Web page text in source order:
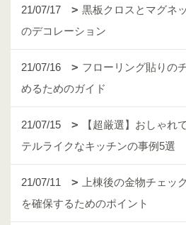
21/07/17
黒板クロスとマグネ
のデコレーション
21/07/16
フローリング貼りの
めるためのガイド
21/07/15
【超厳選】おしゃれ
テルライクなキッチンの事例5選
21/07/11
上棟後の金物チェッ
を確保するためのポイント